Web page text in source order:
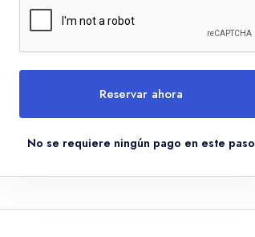
Reservar ahora
No se requiere ningún pago en este paso